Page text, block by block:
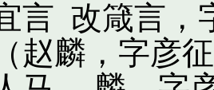
言 改箴言，
赵麟，字彦